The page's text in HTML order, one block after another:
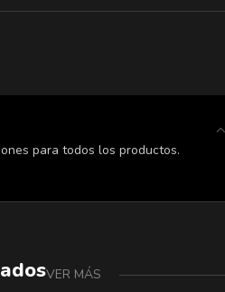
para todos los productos.
VER MÁS